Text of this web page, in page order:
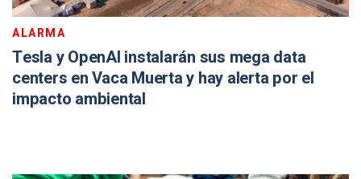
ALARMA
Tesla y OpenAI instalarán sus mega data
centers en Vaca Muerta y hay alerta por el
impacto ambiental